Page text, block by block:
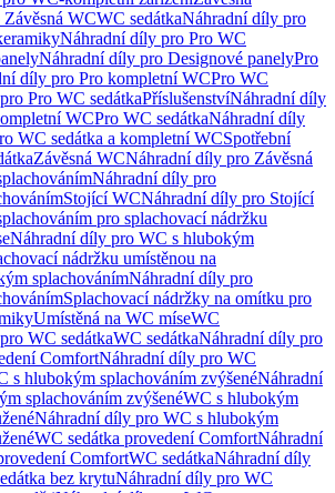
WCWC sedátkaNáhradní díly pro
Náhradní díly pro Pro WC
Náhradní díly pro Designové panelyPro
díly pro Pro kompletní WCPro WC
Pro WC sedátkaPříslušenstvíNáhradní díly
WCPro WC sedátkaNáhradní díly
WC sedátka a kompletní WCSpotřební
Závěsná WCNáhradní díly pro Závěsná
Náhradní díly pro
Stojící WCNáhradní díly pro Stojící
pro splachovací nádržku
Náhradní díly pro WC s hlubokým
nádržku umístěnou na
splachovánímNáhradní díly pro
Splachovací nádržky na omítku pro
Umístěná na WC míseWC
WC sedátkaWC sedátkaNáhradní díly pro
ComfortNáhradní díly pro WC
s hlubokým splachováním zvýšenéNáhradní
splachováním zvýšenéWC s hlubokým
Náhradní díly pro WC s hlubokým
WC sedátka provedení ComfortNáhradní
ComfortWC sedátkaNáhradní díly
bez krytuNáhradní díly pro WC